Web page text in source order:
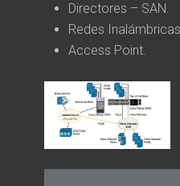
Directores – SAN.
Redes
Access Point.